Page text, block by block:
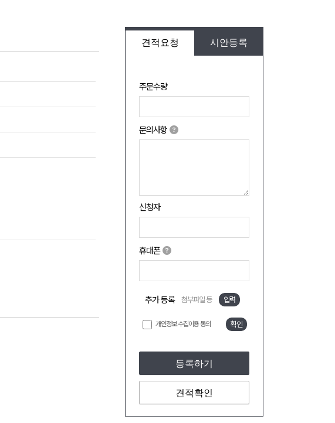
견적요청 시안등록
주문수량
문의사항
신청자
휴대폰
추가 등록 첨부파일 등 입력
개인정보 수집이용 동의 확인
등록하기
견적확인